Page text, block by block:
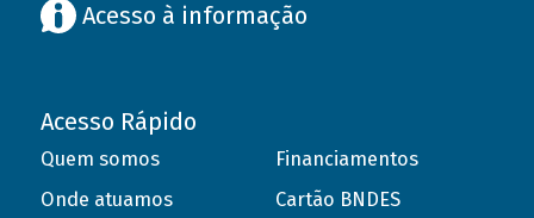
Acesso à informação
Acesso Rápido
Quem somos
Onde atuamos
Financiamentos
Cartão BNDES